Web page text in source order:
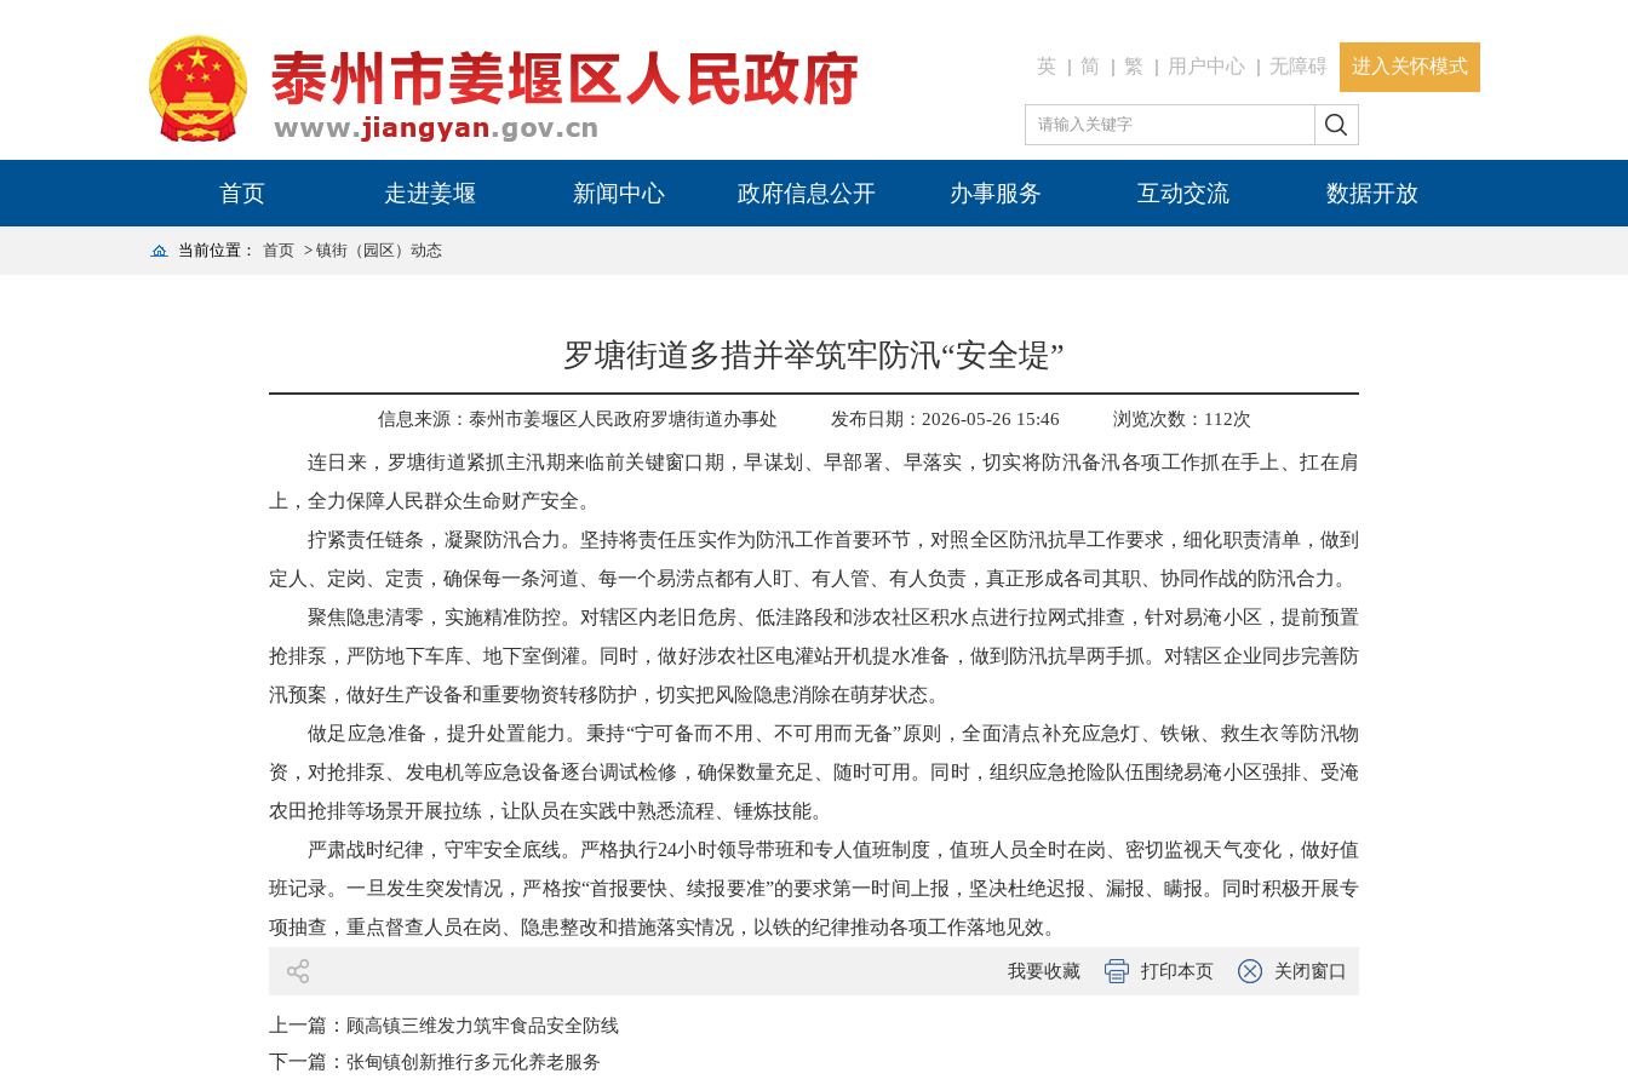
英 简 繁 用户中心 无障碍 进入关怀模式
首页 走进姜堰 新闻中心 政府信息公开 办事服务 互动交流 数据开放
当前位置： 首页 > 镇街（园区）动态
罗塘街道多措并举筑牢防汛“安全堤”
信息来源：泰州市姜堰区人民政府罗塘街道办事处 发布日期：2026-05-26 15:46 浏览次数： 112次
连日来，罗塘街道紧抓主汛期来临前关键窗口期，早谋划、早部署、早落实，切实将防汛备汛各项工作抓在手上、扛在肩
上，全力保障人民群众生命财产安全。
拧紧责任链条，凝聚防汛合力。坚持将责任压实作为防汛工作首要环节，对照全区防汛抗旱工作要求，细化职责清单，做到
定人、定岗、定责，确保每一条河道、每一个易涝点都有人盯、有人管、有人负责，真正形成各司其职、协同作战的防汛合力。
聚焦隐患清零，实施精准防控。对辖区内老旧危房、低洼路段和涉农社区积水点进行拉网式排查，针对易淹小区，提前预置
抢排泵，严防地下车库、地下室倒灌。同时，做好涉农社区电灌站开机提水准备，做到防汛抗旱两手抓。对辖区企业同步完善防
汛预案，做好生产设备和重要物资转移防护，切实把风险隐患消除在萌芽状态。
做足应急准备，提升处置能力。秉持“宁可备而不用、不可用而无备”原则，全面清点补充应急灯、铁锹、救生衣等防汛物
资，对抢排泵、发电机等应急设备逐台调试检修，确保数量充足、随时可用。同时，组织应急抢险队伍围绕易淹小区强排、受淹
农田抢排等场景开展拉练，让队员在实践中熟悉流程、锤炼技能。
严肃战时纪律，守牢安全底线。严格执行24小时领导带班和专人值班制度，值班人员全时在岗、密切监视天气变化，做好值
班记录。一旦发生突发情况，严格按“首报要快、续报要准”的要求第一时间上报，坚决杜绝迟报、漏报、瞒报。同时积极开展专
项抽查，重点督查人员在岗、隐患整改和措施落实情况，以铁的纪律推动各项工作落地见效。
我要收藏 打印本页 关闭窗口
上一篇： 顾高镇三维发力筑牢食品安全防线
下一篇： 张甸镇创新推行多元化养老服务